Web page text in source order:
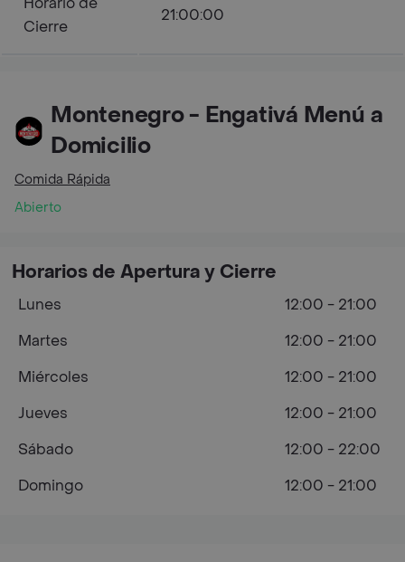
Cierre
21:00:00
Montenegro - Engativá Menú a
Domicilio
Comida Rápida
Abierto
Horarios de Apertura y Cierre
Lunes
12:00 - 21:00
Martes
12:00 - 21:00
Miércoles
12:00 - 21:00
Jueves
12:00 - 21:00
Sábado
12:00 - 22:00
Domingo
12:00 - 21:00